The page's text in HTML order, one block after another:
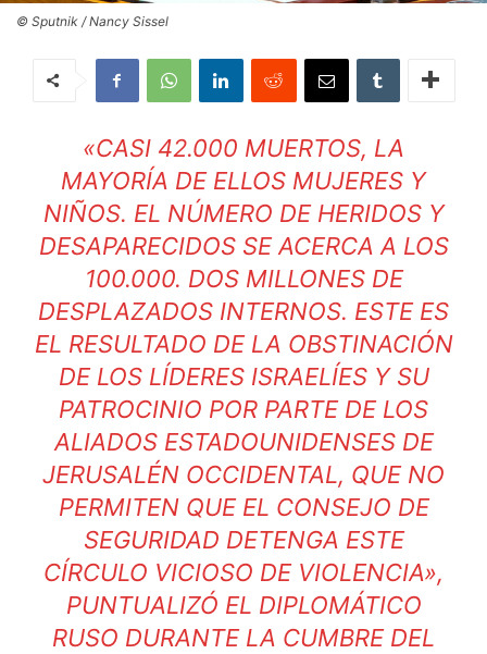
© Sputnik / Nancy Sissel
«CASI 42.000 MUERTOS, LA
MAYORÍA DE ELLOS MUJERES Y
NIÑOS. EL NÚMERO DE HERIDOS Y
DESAPARECIDOS SE ACERCA A LOS
100.000. DOS MILLONES DE
DESPLAZADOS INTERNOS. ESTE ES
EL RESULTADO DE LA OBSTINACIÓN
DE LOS LÍDERES ISRAELÍES Y SU
PATROCINIO POR PARTE DE LOS
ALIADOS ESTADOUNIDENSES DE
JERUSALÉN OCCIDENTAL, QUE NO
PERMITEN QUE EL CONSEJO DE
SEGURIDAD DETENGA ESTE
CÍRCULO VICIOSO DE VIOLENCIA»,
PUNTUALIZÓ EL DIPLOMÁTICO
RUSO DURANTE LA CUMBRE DEL